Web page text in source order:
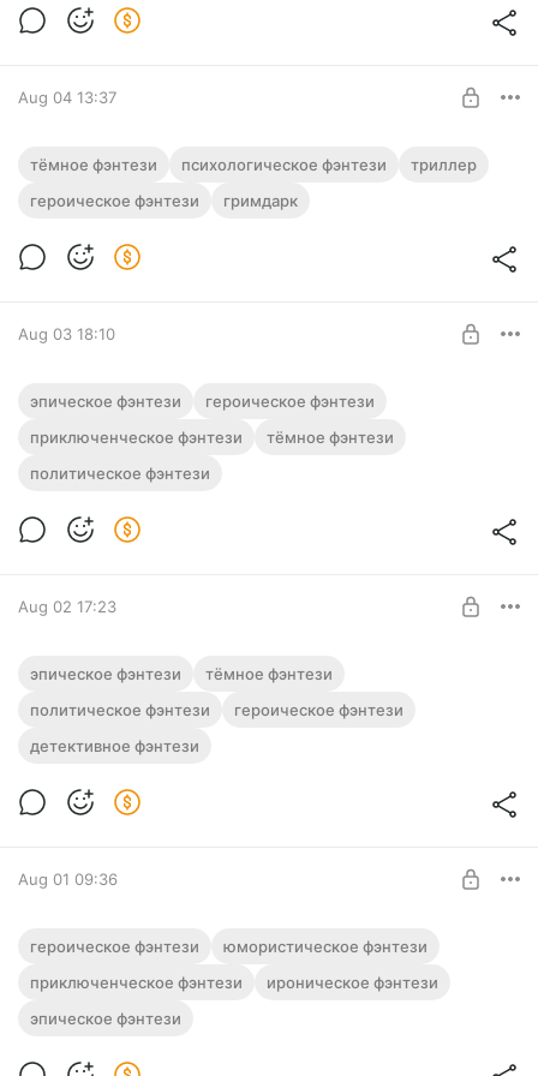
Aug 04 13:37
Аудиокнига фэнтези "Одержимость" |
Тетралогия
Слушайте эту и другие фэнтези-аудиокниги полностью, без
рекламы и любых ограничений!
Level required:
тёмное фэнтези психологическое фэнтези
триллер
героическое фэнтези
гримдарк
Aug 03 18:10
Аудиокнига фэнтези "Пульс тьмы"
Полная версия.
рекламы и любых ограничений!
Level required:
Подписка на каталог
эпическое фэнтези
героическое фэнтези
приключенческое фэнтези
тёмное фэнтези
политическое фэнтези
Aug 02 17:23
Аудиокнига фэнтези "Падение трона" |
Полная версия. Трилогия.
Слушайте эту и другие фэнтези-аудиокниги полностью, без
Level required:
Подписка на каталог
эпическое фэнтези
тёмное фэнтези
политическое фэнтези
героическое фэнтези
детективное фэнтези
Aug 01 09:36
Аудиокнига фэнтези "Бремя власти"
Полная версия.
рекламы и любых ограничений!
Level required:
героическое фэнтези
юмористическое фэнтези
приключенческое фэнтези
ироническое фэнтези
эпическое фэнтези